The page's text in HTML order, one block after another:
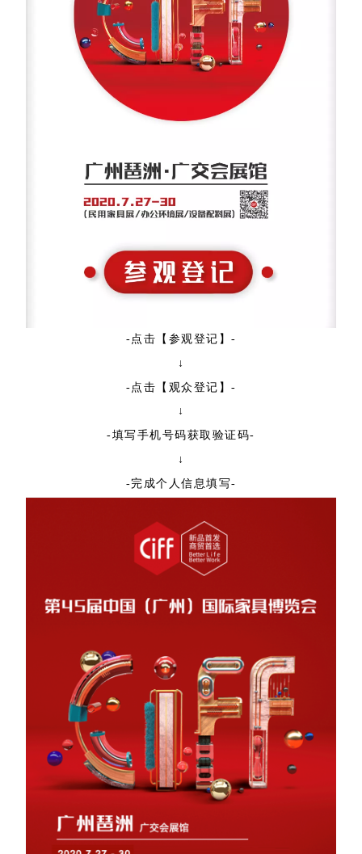
-点击【参观登记】-
↓
-点击【观众登记】-
↓
-填写手机号码获取验证码-
↓
-完成个人信息填写-